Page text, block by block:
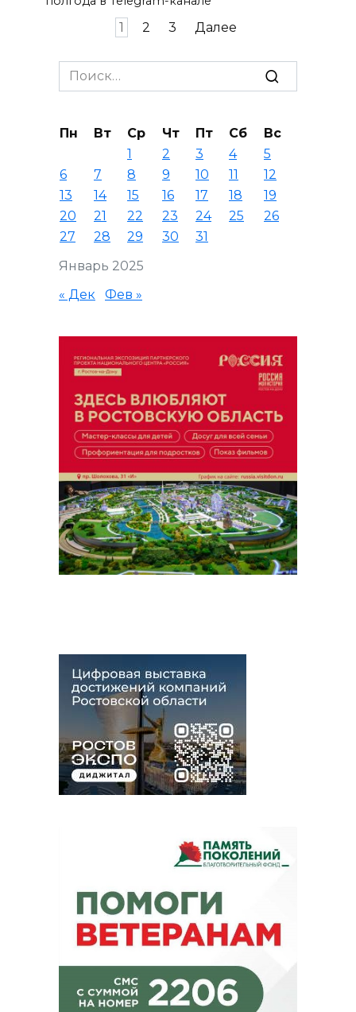
1 2 3 Далее
Search
for:
Январь 2025
Пн Вт Ср Чт Пт Сб
Вс
1
2 3 4
5
6
7 8 9 10 11
12
13
14 15 16 17 18
19
20
21 22 23 24 25
26
27
28 29 30 31
« Дек Фев »